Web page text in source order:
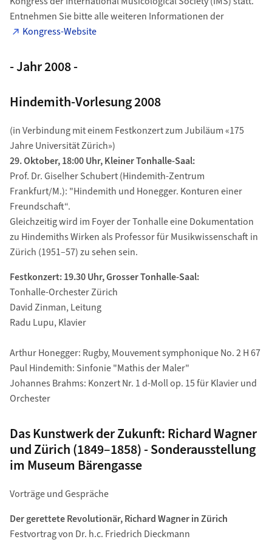
Entnehmen Sie bitte alle weiteren Informationen der
Kongress-Website
- Jahr 2008 -
Hindemith-Vorlesung 2008
(in Verbindung mit einem Festkonzert zum Jubiläum «175
Jahre Universität Zürich»)
29. Oktober, 18:00 Uhr, Kleiner Tonhalle-Saal:
Prof. Dr. Giselher Schubert (Hindemith-Zentrum
Frankfurt/M.): "Hindemith und Honegger. Konturen einer
Freundschaft“.
Gleichzeitig wird im Foyer der Tonhalle eine Dokumentation
zu Hindemiths Wirken als Professor für Musikwissenschaft in
Zürich (1951–57) zu sehen sein.
Festkonzert: 19.30 Uhr, Grosser Tonhalle-Saal:
Tonhalle-Orchester Zürich
David Zinman, Leitung
Radu Lupu, Klavier
Arthur Honegger: Rugby, Mouvement symphonique No. 2 H 67
Paul Hindemith: Sinfonie "Mathis der Maler"
Johannes Brahms: Konzert Nr. 1 d-Moll op. 15 für Klavier und
Orchester
Das Kunstwerk der Zukunft: Richard Wagner
und Zürich (1849–1858) - Sonderausstellung
im Museum Bärengasse
Vorträge und Gespräche
Der gerettete Revolutionär, Richard Wagner in Zürich
Festvortrag von Dr. h.c. Friedrich Dieckmann